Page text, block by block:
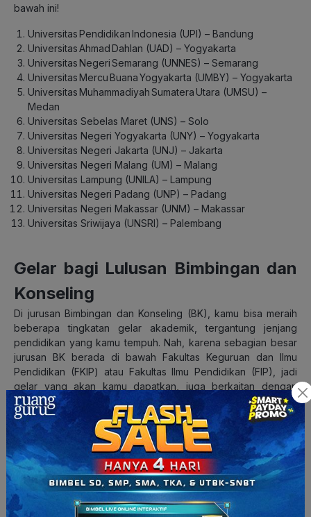
bawah ini!
Universitas Pendidikan Indonesia (UPI) – Bandung
Universitas Ahmad Dahlan (UAD) – Yogyakarta
Universitas Negeri Semarang (UNNES) – Semarang
Universitas Mercu Buana Yogyakarta (UMBY) – Yogyakarta
Universitas Muhammadiyah Sumatera Utara (UMSU) –
Medan
Universitas Sebelas Maret (UNS) – Solo
Universitas Negeri Yogyakarta (UNY) – Yogyakarta
Universitas Negeri Jakarta (UNJ) – Jakarta
Universitas Negeri Malang (UM) – Malang
Universitas Lampung (UNILA) – Lampung
Universitas Negeri Padang (UNP) – Padang
Universitas Negeri Makassar (UNM) – Makassar
Universitas Sriwijaya (UNSRI) – Palembang
Gelar bagi Lulusan Bimbingan dan
Konseling
Di jurusan Bimbingan dan Konseling (BK), kamu bisa meraih
beberapa tingkatan gelar akademik, tergantung jenjang
pendidikan yang kamu tempuh. Nah, karena sebagian besar
jurusan BK berada di bawah Fakultas Keguruan dan Ilmu
Pendidikan (FKIP) atau Fakultas Ilmu Pendidikan (FIP), jadi
gelar yang akan kamu dapatkan, juga berkaitan dengan
Pendidikan ya, gais.
Sarjana Pendidikan (S.Pd.), merupakan gelar utama yang
akan kamu dapatkan setelah menyelesaikan kuliah S1
Bimbingan dan Konseling.
2. Magister Pendidikan (M.Pd.), kalau kamu ingin
melanjutkan studi ke jenjang S2, kamu bisa mengambil
Magister Pendidikan Konseling atau Bimbingan dan Konseling.